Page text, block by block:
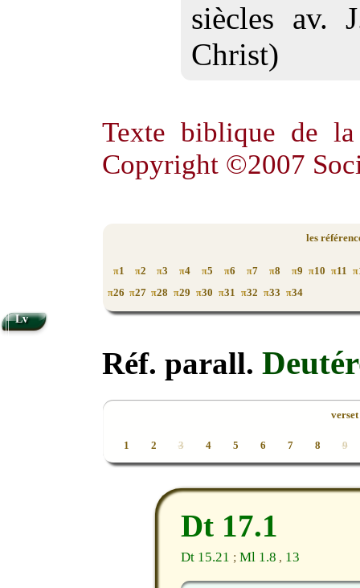
siècles av.
Christ)
Texte biblique de
Copyright ©2007
les
π1 π2 π3 π4 π5 π6 π7 π8 π9 π10 π11 π
π26 π27 π28 π29 π30 π31 π32 π33 π34
Réf. parall.
verset
1 2 3 4 5 6 7 8 9
Dt 17.1
Dt 15.21 ; Ml 1.8 , 13
Lv